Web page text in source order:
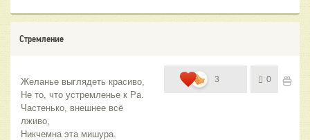
Стремление
Желанье выглядеть красиво,
Не то, что устремленье к Ра.
Частенько, внешнее всё
лживо,
Никчемна эта мишура.
3 0